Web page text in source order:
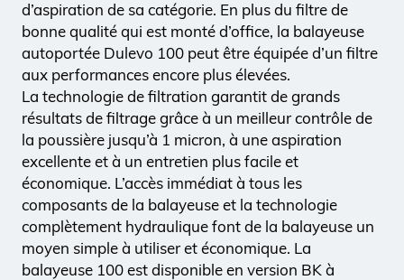
d’aspiration de sa catégorie. En plus du filtre de
bonne qualité qui est monté d’office, la balayeuse
autoportée Dulevo 100 peut être équipée d’un filtre
aux performances encore plus élevées.
La technologie de filtration garantit de grands
résultats de filtrage grâce à un meilleur contrôle de
la poussière jusqu’à 1 micron, à une aspiration
excellente et à un entretien plus facile et
économique. L’accès immédiat à tous les
composants de la balayeuse et la technologie
complètement hydraulique font de la balayeuse un
moyen simple à utiliser et économique. La
balayeuse 100 est disponible en version BK à